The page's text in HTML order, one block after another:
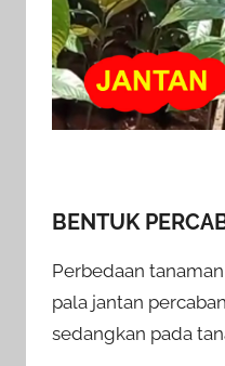
BENTUK
Perbedaan
pala jantan
sedangkan pada